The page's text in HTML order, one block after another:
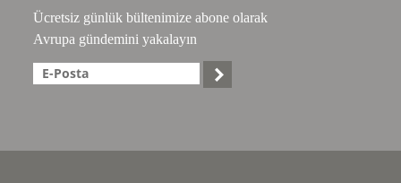
Ücretsiz günlük bültenimize abone olarak
Avrupa gündemini yakalayın
